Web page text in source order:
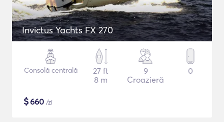
Invictus Yachts FX 270
Consolă centrală
27 ft
8 m
9
Croazieră
0
$660 /zi